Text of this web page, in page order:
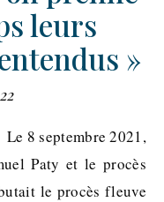
leurs
»
Paty et le procès
le procès fleuve